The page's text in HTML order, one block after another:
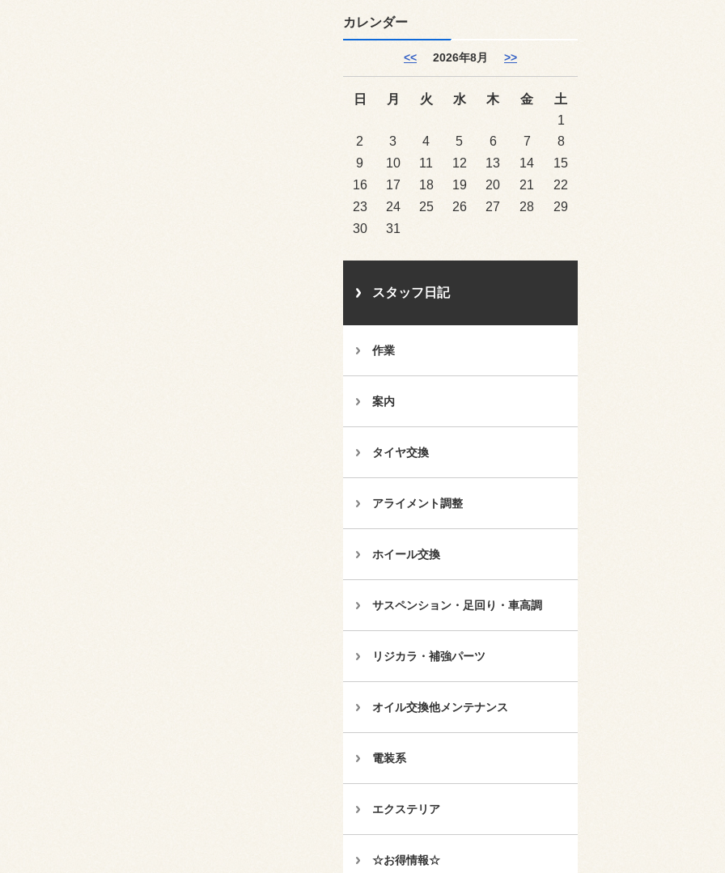
カレンダー
<< 2026年8月 >>
日 月 火 水 木 金
土
1
2
3 4 5 6 7
8
9
10 11 12 13 14
15
16
17 18 19 20 21
22
23
24 25 26 27 28
29
30
31
スタッフ日記
作業
案内
タイヤ交換
アライメント調整
ホイール交換
サスペンション・足回り・車高調
リジカラ・補強パーツ
オイル交換他メンテナンス
電装系
エクステリア
☆お得情報☆